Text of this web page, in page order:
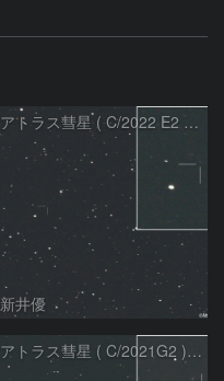
アトラス彗星 ( C/2022 E2 )：2026/07/27
新井優
アトラス彗星 ( C/2021G2 )：2026/07/09